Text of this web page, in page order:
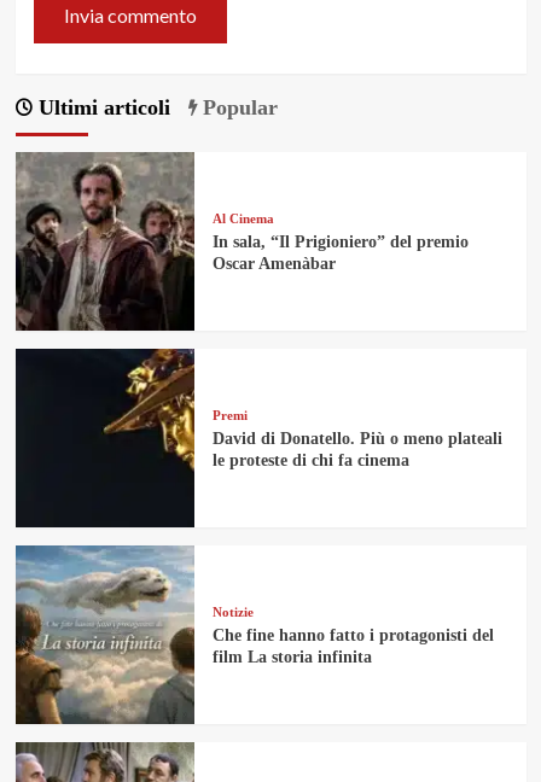
Ultimi articoli Popular
Al Cinema
In sala, “Il Prigioniero” del premio
Oscar Amenàbar
Premi
David di Donatello. Più o meno plateali
le proteste di chi fa cinema
Notizie
Che fine hanno fatto i protagonisti del
film La storia infinita